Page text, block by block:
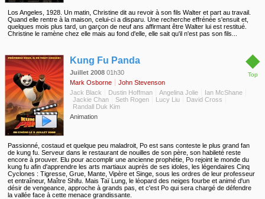
Los Angeles, 1928. Un matin, Christine dit au revoir à son fils Walter et part au travail.
Quand elle rentre à la maison, celui-ci a disparu. Une recherche effrénée s'ensuit et,
quelques mois plus tard, un garçon de neuf ans affirmant être Walter lui est restitué.
Christine le ramène chez elle mais au fond d'elle, elle sait qu'il n'est pas son fils...
◆
Top
Kung Fu Panda
Juillet 2008 01h30
Mark Osborne
John Stevenson
Jack Black
Dustin Hoffman Angelina Jolie
Ian McShane
Jackie Chan
Seth Rogen Lucy Liu
David Cross
Randall Duk Kim
Animation
Passionné, costaud et quelque peu maladroit, Po est sans conteste le plus grand fan
de kung fu. Serveur dans le restaurant de nouilles de son père, son habileté reste
encore à prouver. Elu pour accomplir une ancienne prophétie, Po rejoint le monde du
kung fu afin d'apprendre les arts martiaux auprès de ses idoles, les légendaires Cinq
Cyclones : Tigresse, Grue, Mante, Vipère et Singe, sous les ordres de leur professeur
et entraîneur, Maître Shifu. Mais Taï Lung, le léopard des neiges fourbe et animé d'un
désir de vengeance, approche à grands pas, et c'est Po qui sera chargé de défendre
la vallée face à cette menace grandissante.